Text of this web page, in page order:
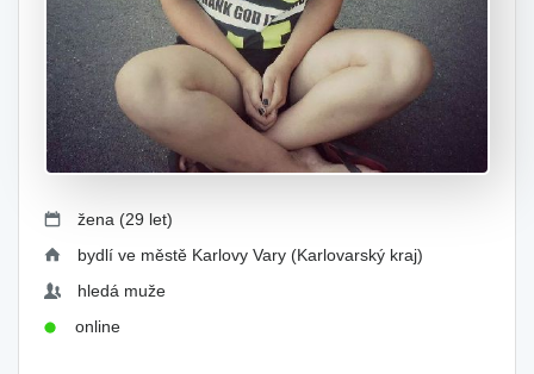
žena (29 let)
bydlí ve městě Karlovy Vary (Karlovarský kraj)
hledá muže
online